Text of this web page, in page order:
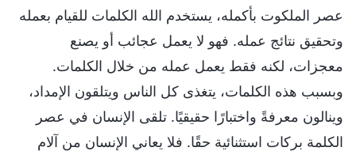
عصر الملكوت بأكمله، يستخدم الله الكلمات للقيام بعمله
وتحقيق نتائج عمله. فهو لا يعمل عجائب أو يصنع
معجزات، لكنه فقط يعمل عمله من خلال الكلمات.
وبسبب هذه الكلمات، يتغذى كل الناس ويتلقون الإمداد،
وينالون معرفةً واختبارًا حقيقيًا. تلقى الإنسان في عصر
الكلمة بركات استثنائية حقًا. فلا يعاني الإنسان من آلام